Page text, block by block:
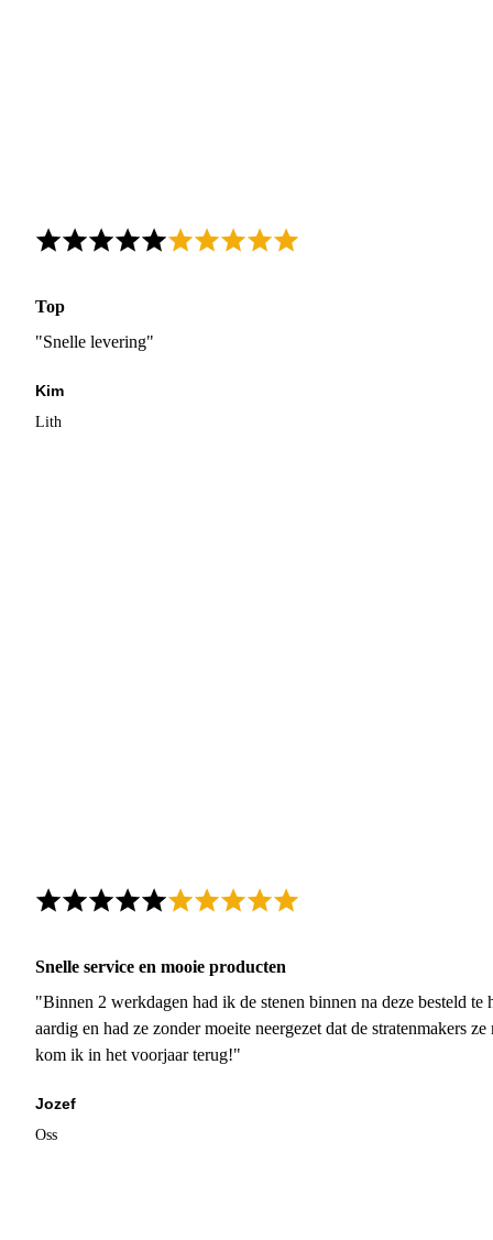
Top
"Snelle levering"
Kim
Lith
Snelle service en mooie producten
"Binnen 2 werkdagen had ik de stenen binnen na deze besteld
aardig en had ze zonder moeite neergezet dat de stratenmakers
kom ik in het voorjaar terug!"
Jozef
Oss